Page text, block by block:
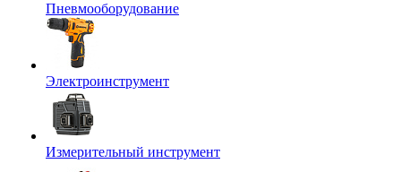
Пневмооборудование
Электроинструмент
Измерительный инструмент